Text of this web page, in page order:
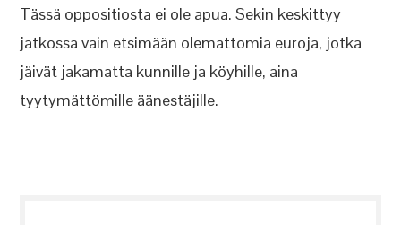
Tässä oppositiosta ei ole apua. Sekin keskittyy
jatkossa vain etsimään olemattomia euroja, jotka
jäivät jakamatta kunnille ja köyhille, aina
tyytymättömille äänestäjille.